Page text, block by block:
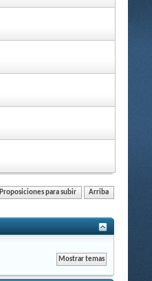
Proposiciones para subir Arriba